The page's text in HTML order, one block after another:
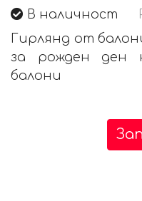
В наличност
Гирлянд от
за рожден ден
балони